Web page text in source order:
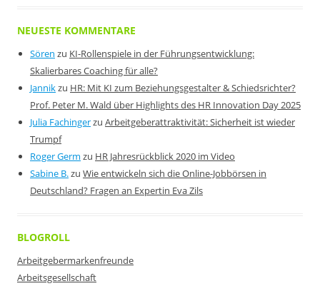
NEUESTE KOMMENTARE
Sören zu KI-Rollenspiele in der Führungsentwicklung:
Skalierbares Coaching für alle?
Jannikzu HR: Mit KI zum Beziehungsgestalter & Schiedsrichter?
Prof. Peter M. Wald über Highlights des HR Innovation Day 2025
Julia Fachingerzu Arbeitgeberattraktivität: Sicherheit ist wieder
Trumpf
Roger Germ zu HR Jahresrückblick 2020 im Video
Sabine B.zu Wie entwickeln sich die Online-Jobbörsen in
Deutschland? Fragen an Expertin Eva Zils
BLOGROLL
Arbeitgebermarkenfreunde
Arbeitsgesellschaft